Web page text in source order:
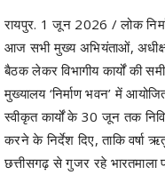
रायपुर. 1 जून 2026 / लोक
आज सभी मुख्य अभियंताओं,
बैठक लेकर विभागीय कार्यों की
मुख्यालय ‘निर्माण भवन’ में
स्वीकृत कार्यों के 30 जून तक
करने के निर्देश दिए, ताकि
छत्तीसगढ़ से गुजर रहे